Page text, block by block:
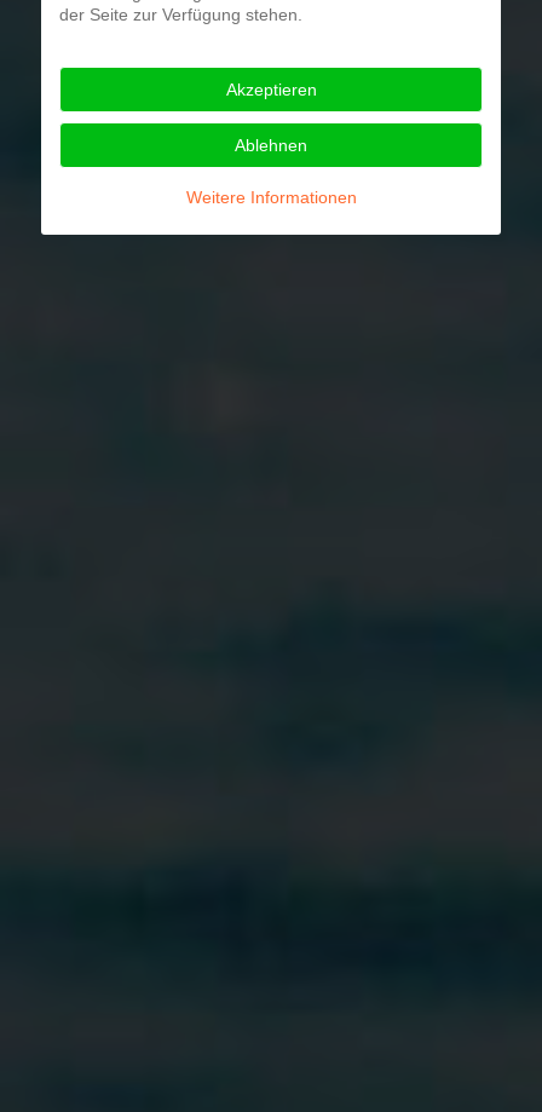
der Seite zur Verfügung stehen.
Akzeptieren
Ablehnen
Weitere Informationen